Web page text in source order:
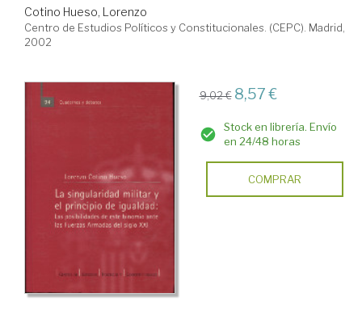
Cotino Hueso, Lorenzo
Centro de Estudios Políticos y Constitucionales. (CEPC). Madrid,
2002
9,02 € 8,57 €
Stock en librería. Envío
en 24/48 horas
COMPRAR